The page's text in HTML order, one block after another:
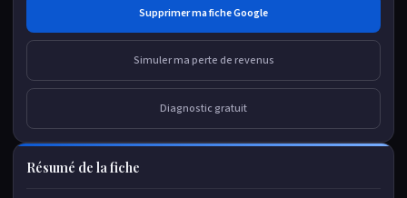
Supprimer ma fiche Google
Simuler ma perte de revenus
Diagnostic gratuit
Résumé de la fiche